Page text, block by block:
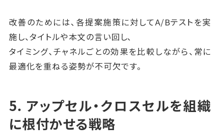
改善のためには、各提案施策に対してA/Bテストを実
施し、タイトルや本文の言い回し、
タイミング、チャネルごとの効果を比較しながら、常に
最適化を重ねる姿勢が不可欠です。
5. アップセル・クロスセルを組織
に根付かせる戦略